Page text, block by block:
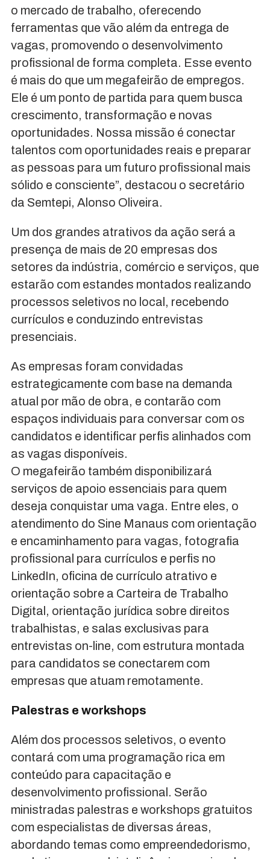
o mercado de trabalho, oferecendo
ferramentas que vão além da entrega de
vagas, promovendo o desenvolvimento
profissional de forma completa. Esse evento
é mais do que um megafeirão de empregos.
Ele é um ponto de partida para quem busca
crescimento, transformação e novas
oportunidades. Nossa missão é conectar
talentos com oportunidades reais e preparar
as pessoas para um futuro profissional mais
sólido e consciente”, destacou o secretário
da Semtepi, Alonso Oliveira.
Um dos grandes atrativos da ação será a
presença de mais de 20 empresas dos
setores da indústria, comércio e serviços, que
estarão com estandes montados realizando
processos seletivos no local, recebendo
currículos e conduzindo entrevistas
presenciais.
As empresas foram convidadas
estrategicamente com base na demanda
atual por mão de obra, e contarão com
espaços individuais para conversar com os
candidatos e identificar perfis alinhados com
as vagas disponíveis.
O megafeirão também disponibilizará
serviços de apoio essenciais para quem
deseja conquistar uma vaga. Entre eles, o
atendimento do Sine Manaus com orientação
e encaminhamento para vagas, fotografia
profissional para currículos e perfis no
LinkedIn, oficina de currículo atrativo e
orientação sobre a Carteira de Trabalho
Digital, orientação jurídica sobre direitos
trabalhistas, e salas exclusivas para
entrevistas on-line, com estrutura montada
para candidatos se conectarem com
empresas que atuam remotamente.
Palestras e workshops
Além dos processos seletivos, o evento
contará com uma programação rica em
conteúdo para capacitação e
desenvolvimento profissional. Serão
ministradas palestras e workshops gratuitos
com especialistas de diversas áreas,
abordando temas como empreendedorismo,